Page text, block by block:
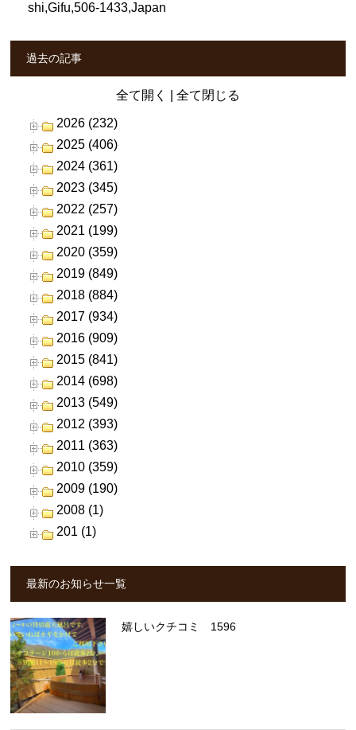
shi,Gifu,506-1433,Japan
過去の記事
全て開く 全て閉じる
2026 (232)
2025 (406)
2024 (361)
2023 (345)
2022 (257)
2021 (199)
2020 (359)
2019 (849)
2018 (884)
2017 (934)
2016 (909)
2015 (841)
2014 (698)
2013 (549)
2012 (393)
2011 (363)
2010 (359)
2009 (190)
2008 (1)
201 (1)
最新のお知らせ一覧
嬉しいクチコミ 1596